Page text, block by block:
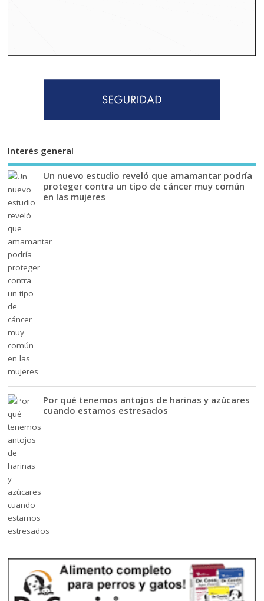
Interés general
Un nuevo estudio reveló que amamantar podría
proteger contra un tipo de cáncer muy común
en las mujeres
Por qué tenemos antojos de harinas y azúcares
cuando estamos estresados